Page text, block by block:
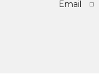
Email